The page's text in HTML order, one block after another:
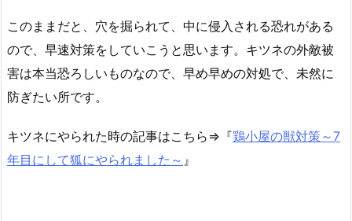
このままだと、穴を掘られて、中に侵入される恐れがある
ので、早速対策をしていこうと思います。キツネの外敵被
害は本当恐ろしいものなので、早め早めの対処で、未然に
防ぎたい所です。
キツネにやられた時の記事はこちら⇒『鶏小屋の獣対策～7
年目にして狐にやられました～ 』